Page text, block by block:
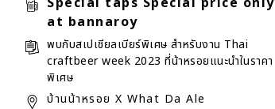
at bannaroy
พบกับสเปเชียลเบียร์พิเศษ สำหรับงาน Thai
craftbeer week 2023 ที่น้าหรอยแนะนำในราคา
พิเศษ
บ้านน้าหรอย X What Da Ale